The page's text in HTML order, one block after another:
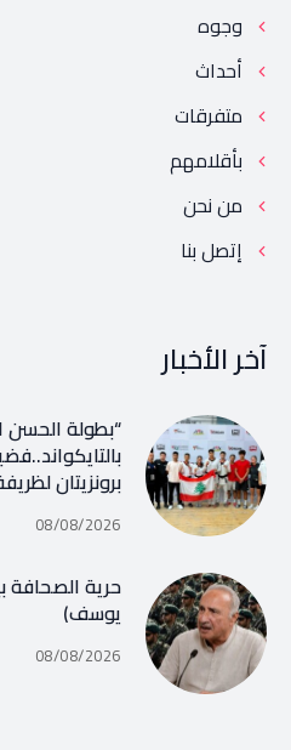
وجوه
أحداث
متفرقات
بأقلامهم
من نحن
إتصل بنا
آخر الأخبار
“بطولة الحسن
برونزيتان
08/08/2026
يوسف)
08/08/2026